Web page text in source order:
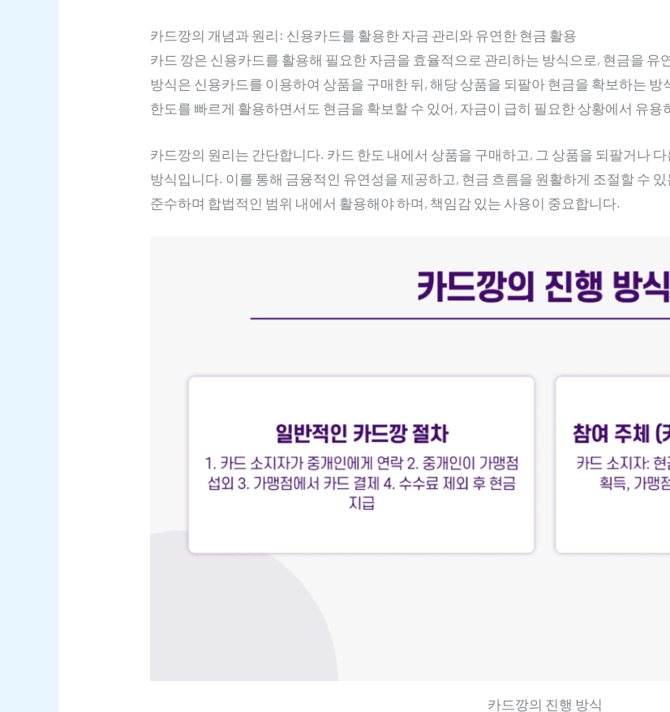
카드깡의 개념과 원리: 신용카드를 활용한 자금 관리와 유연한 현금 활용
카드 깡은 신용카드를 활용해 필요한 자금을 효율적으로 관리하는 방식으로, 현금을 유
방식은 신용카드를 이용하여 상품을 구매한 뒤, 해당 상품을 되팔아 현금을 확보하는
한도를 빠르게 활용하면서도 현금을 확보할 수 있어, 자금이 급히 필요한 상황에서 유용
카드깡의 원리는 간단합니다. 카드 한도 내에서 상품을 구매하고, 그 상품을 되팔거나
방식입니다. 이를 통해 금융적인 유연성을 제공하고, 현금 흐름을 원활하게 조절할 수
준수하며 합법적인 범위 내에서 활용해야 하며, 책임감 있는 사용이 중요합니다.
카드깡의 진행 방식